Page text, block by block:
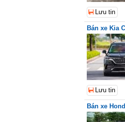
Lưu tin
Bán xe Kia
Lưu tin
Bán xe